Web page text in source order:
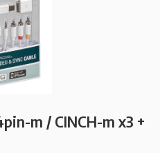
m / CINCH-m x3 +